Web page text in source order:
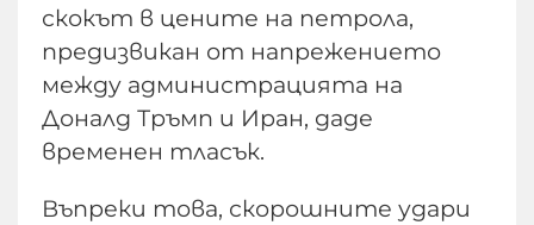
скокът в цените на петрола,
предизвикан от напрежението
между администрацията на
Доналд Тръмп и Иран, даде
временен тласък.
Въпреки това, скорошните удари